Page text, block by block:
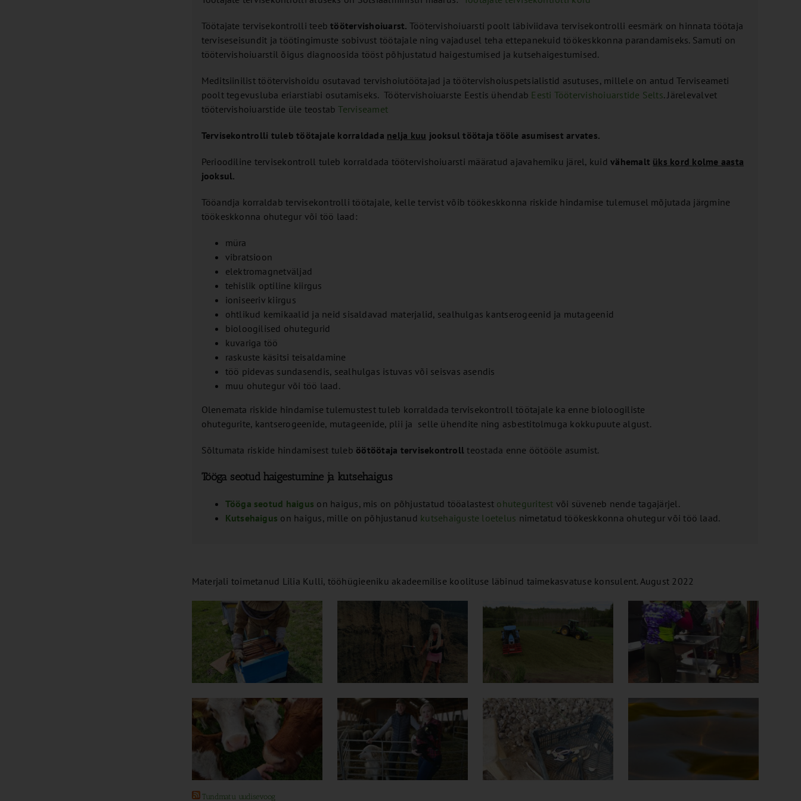
Töötajate tervisekontrolli teebtöötervishoiuarst. Töötervishoiuarsti poolt läbiviidava tervisekontrolli eesmärk on hinnata töötaja
terviseseisundit ja töötingimuste sobivust töötajale ning vajadusel teha ettepanekuid töökeskkonna parandamiseks. Samuti on
töötervishoiuarstil õigus diagnoosida tööst põhjustatud haigestumised ja kutsehaigestumised.
Meditsiinilist töötervishoidu osutavad tervishoiutöötajad ja töötervishoiuspetsialistid asutuses, millele on antud Terviseameti
poolt tegevusluba eriarstiabi osutamiseks. Töötervishoiuarste Eestis ühendab Eesti Töötervishoiuarstide Selts. Järelevalvet
töötervishoiuarstide üle teostabTerviseamet
Tervisekontrolli tuleb töötajale korraldada nelja kuu jooksul töötaja tööle asumisest arvates.
Perioodiline tervisekontroll tuleb korraldada töötervishoiuarsti määratud ajavahemiku järel, kuidvähemalt üks kord kolme aasta
jooksul.
Tööandja korraldab tervisekontrolli töötajale, kelle tervist võib töökeskkonna riskide hindamise tulemusel mõjutada järgmine
töökeskkonna ohutegur või töö laad:
müra
vibratsioon
elektromagnetväljad
tehislik optiline kiirgus
ioniseeriv kiirgus
ohtlikud kemikaalid ja neid sisaldavad materjalid, sealhulgas kantserogeenid ja mutageenid
bioloogilised ohutegurid
kuvariga töö
raskuste käsitsi teisaldamine
töö pidevas sundasendis, sealhulgas istuvas või seisvas asendis
muu ohutegur või töö laad.
Olenemata riskide hindamise tulemustest tuleb korraldada tervisekontroll töötajale ka enne bioloogiliste
ohutegurite, kantserogeenide, mutageenide, plii ja selle ühendite ning asbestitolmuga kokkupuute algust.
Sõltumata riskide hindamisest tuleb öötöötaja tervisekontroll teostada enne öötööle asumist.
Tööga seotud haigestumine ja kutsehaigus
Tööga seotud haigus on haigus, mis on põhjustatud tööalastest ohuteguritest või süveneb nende tagajärjel.
Kutsehaigus on haigus, mille on põhjustanud kutsehaiguste loetelus nimetatud töökeskkonna ohutegur või töö laad.
Materjali toimetanud Lilia Kulli, tööhügieeniku akadeemilise koolituse läbinud taimekasvatuse konsulent. August 2022
Tundmatu uudisevoog